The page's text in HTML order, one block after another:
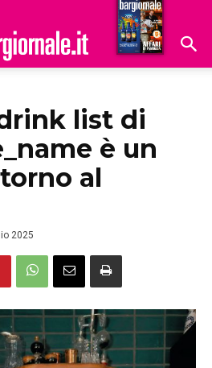
Hoteldomani
list di
è un
al
2025